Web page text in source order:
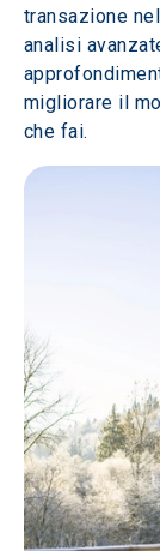
transazione
analisi
migliorare il
che fai.